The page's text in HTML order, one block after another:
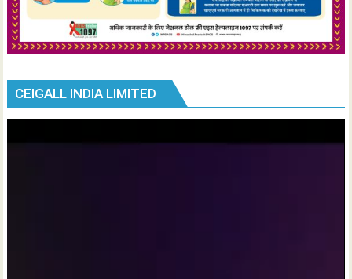
CEIGALL INDIA LIMITED